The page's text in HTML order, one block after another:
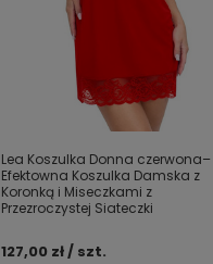
Lea Koszulka Donna czerwona–
Efektowna Koszulka Damska z
Koronką i Miseczkami z
Przezroczystej Siateczki
127,00 zł / szt.